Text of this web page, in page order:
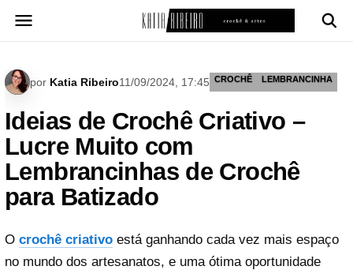
para
por Katia Ribeiro11/09/2024, 17:45 CROCHÊ LEMBRANCINHA
Ideias de Crochê Criativo –
Lucre Muito com
Lembrancinhas de Crochê
para Batizado
O crochê criativo está ganhando cada vez mais espaço
no mundo dos artesanatos, e uma ótima oportunidade